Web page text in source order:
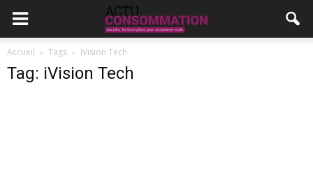
Accueil Tags IVision Tech
Tag: iVision Tech